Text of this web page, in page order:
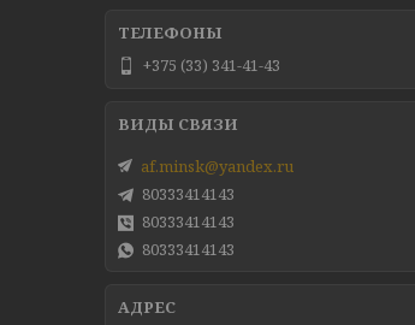
+375 (33) 341-41-43
af.minsk@yandex.ru
80333414143
80333414143
80333414143